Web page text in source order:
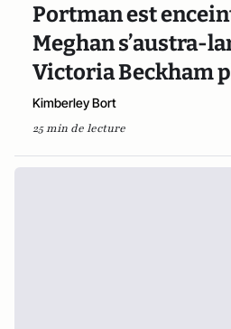
Portman est
Meghan s’austra-
Victoria Beckham
Kimberley Bort
25 min de lecture